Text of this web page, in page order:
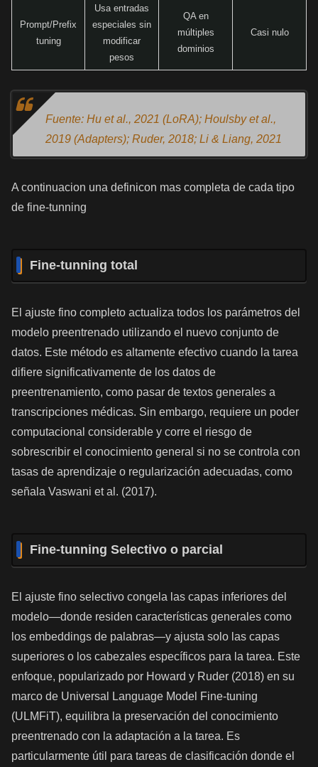
Prompt/Prefix
tuning
Usa entradas
especiales sin
modificar
pesos
QA en
múltiples
dominios
Casi nulo
Fuente: Hu et al., 2021 (LoRA); Houlsby et al.,
2019 (Adapters); Ruder, 2018; Li & Liang, 2021
A continuacion una definicon mas completa de cada tipo
de fine-tunning
Fine-tunning total
El ajuste fino completo actualiza todos los parámetros del
modelo preentrenado utilizando el nuevo conjunto de
datos. Este método es altamente efectivo cuando la tarea
difiere significativamente de los datos de
preentrenamiento, como pasar de textos generales a
transcripciones médicas. Sin embargo, requiere un poder
computacional considerable y corre el riesgo de
sobrescribir el conocimiento general si no se controla con
tasas de aprendizaje o regularización adecuadas, como
señala Vaswani et al. (2017).
Fine-tunning Selectivo o parcial
El ajuste fino selectivo congela las capas inferiores del
modelo—donde residen características generales como
los embeddings de palabras—y ajusta solo las capas
superiores o los cabezales específicos para la tarea. Este
enfoque, popularizado por Howard y Ruder (2018) en su
marco de Universal Language Model Fine-tuning
(ULMFiT), equilibra la preservación del conocimiento
preentrenado con la adaptación a la tarea. Es
particularmente útil para tareas de clasificación donde el